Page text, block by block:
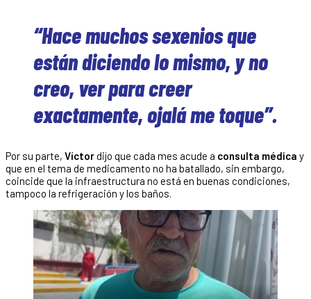
“Hace muchos sexenios que
están diciendo lo mismo, y no
creo, ver para creer
exactamente, ojalá me toque”.
Por su parte, Víctordijo que cada mes acude a consulta médica y
que en el tema de medicamento no ha batallado, sin embargo,
coincide que la infraestructura no está en buenas condiciones,
tampoco la refrigeración y los baños.